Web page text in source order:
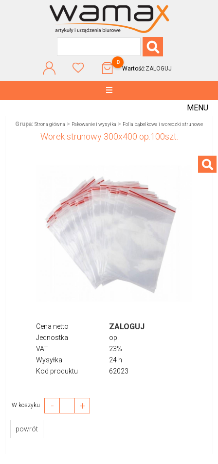
0
Wartość:ZALOGUJ
MENU
Grupa: Strona główna > Pakowanie i wysyłka > Folia bąbelkowa i woreczki strunowe
Worek strunowy 300x400 op.100szt.
Cena netto ZALOGUJ
Jednostka
op.
VAT
23%
Wysyłka
24 h
Kod produktu
62023
W koszyku - +
powrót